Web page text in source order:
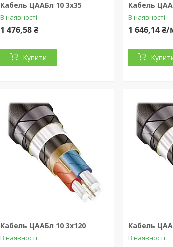
Кабель ЦААБл 10 3x35
В наявності
1 476,58 ₴
Купити
Кабель
В наявності
1 646,14
Кабель ЦААБл 10 3x120
В наявності
Кабель
В наявності